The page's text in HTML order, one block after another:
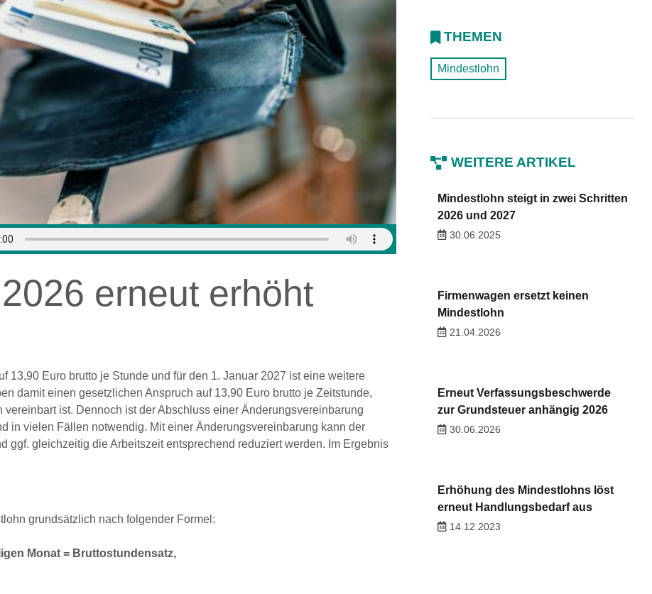
erneut erhöht
13,90 Euro brutto je Stunde und für den 1. Januar 2027 ist eine weitere
damit einen gesetzlichen Anspruch auf 13,90 Euro brutto je Zeitstunde,
ist. Dennoch ist der Abschluss einer Änderungsvereinbarung
in vielen Fällen notwendig. Mit einer Änderungsvereinbarung kann der
ggf. gleichzeitig die Arbeitszeit entsprechend reduziert werden. Im Ergebnis
grundsätzlich nach folgender Formel:
Monat = Bruttostundensatz,
THEMEN
Mindestlohn
WEITERE ARTIKEL
Mindestlohn steigt in zwei Schritten
2026 und 2027
30.06.2025
Firmenwagen ersetzt keinen
Mindestlohn
21.04.2026
Erneut Verfassungsbeschwerde
zur Grundsteuer anhängig 2026
30.06.2026
Erhöhung des Mindestlohns löst
erneut Handlungsbedarf aus
14.12.2023